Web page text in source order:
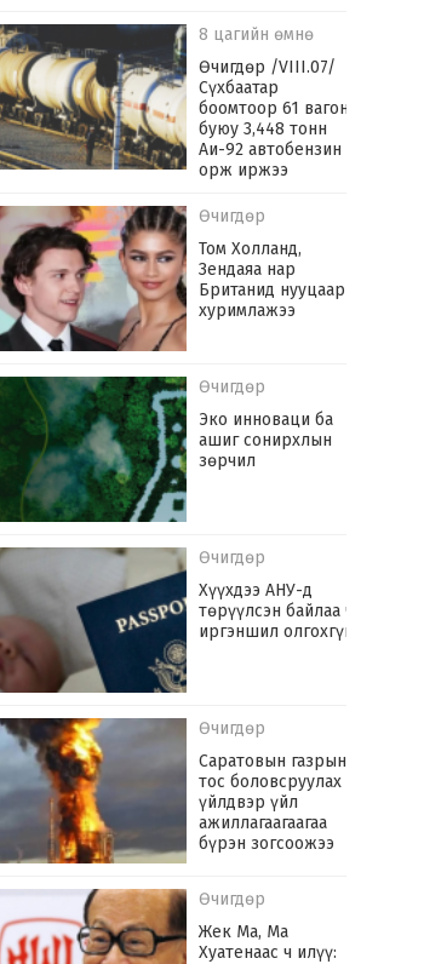
8 цагийн өмнө
Өчигдөр /VIII.07/
Сүхбаатар
боомтоор 61 вагон
буюу 3,448 тонн
Аи-92 автобензин
орж иржээ
Өчигдөр
Том Холланд,
Зендаяа нар
Британид нууцаар
хуримлажээ
Өчигдөр
Эко инноваци ба
ашиг сонирхлын
зөрчил
Өчигдөр
Хүүхдээ АНУ-д
төрүүлсэн байлаа ч
иргэншил олгохгүй
Өчигдөр
Саратовын газрын
тос боловсруулах
үйлдвэр үйл
ажиллагаагаагаа
бүрэн зогсоожээ
Өчигдөр
Жек Ма, Ма
Хуатенаас ч илүү: